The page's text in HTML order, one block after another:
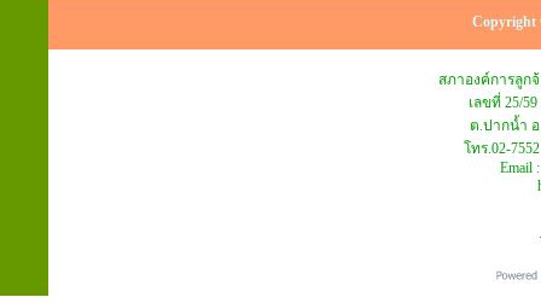
Copyright
สภาองค์การลูก
เลขที่ 25/
ต.ปากน้ำ อ
โทร.02-
Email